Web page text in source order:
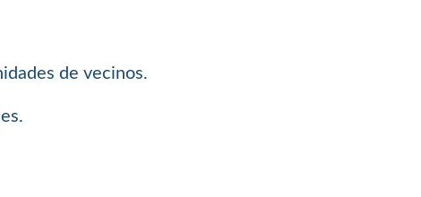
de vecinos.